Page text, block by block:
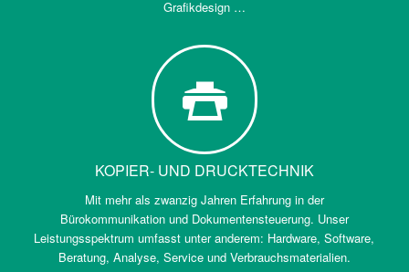
Grafikdesign …
KOPIER- UND DRUCKTECHNIK
Mit mehr als zwanzig Jahren Erfahrung in der
Bürokommunikation und Dokumentensteuerung. Unser
Leistungsspektrum umfasst unter anderem: Hardware, Software,
Beratung, Analyse, Service und Verbrauchsmaterialien.